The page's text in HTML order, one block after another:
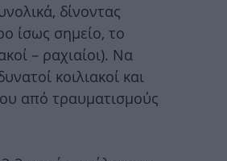
δίνοντας
ίσως σημείο, το
– ραχιαίοι). Να
κοιλιακοί και
από τραυματισμούς